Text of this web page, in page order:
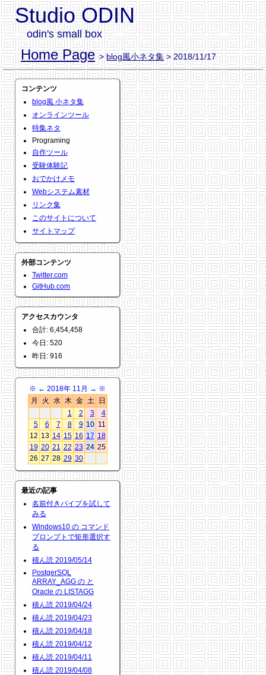
Studio ODIN
odin's small box
Home Page >blog風小ネタ集> 2018/11/17
コンテンツ
blog風 小ネタ集
オンラインツール
特集ネタ
Programing
自作ツール
受験体験記
おでかけメモ
Webシステム素材
リンク集
このサイトについて
サイトマップ
外部コンテンツ
Twitter.com
GitHub.com
アクセスカウンタ
合計: 6,454,458
今日: 520
昨日: 916
※ ← 2018年 11月 → ※
月
火 水 木 金 土
日
1
2 3
4
5
6 7 8 9 10 11
12 13 14 15 16 17 18
19 20 21 22 23 24 25
26 27 28 29 30
最近の記事
名前付きパイプを試して
みる
Windows10 の コマンド
プロンプトで矩形選択す
る
積ん読 2019/05/14
PostgerSQL
ARRAY_AGG の と
Oracle の LISTAGG
積ん読 2019/04/24
積ん読 2019/04/23
積ん読 2019/04/18
積ん読 2019/04/12
積ん読 2019/04/11
積ん読 2019/04/08